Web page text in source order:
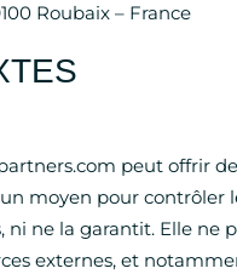
Roubaix – France
peut offrir
moyen pour
ni ne la garantit. Elle
externes, et